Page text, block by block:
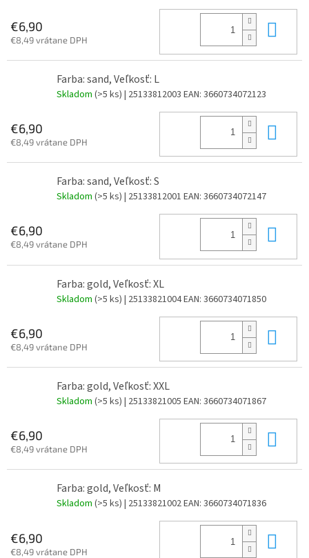
€6,90
€8,49 vrátane DPH
Farba: sand, Veľkosť: L
Skladom (>5 ks) | 25133812003 EAN: 3660734072123
€6,90
€8,49 vrátane DPH
Farba: sand, Veľkosť: S
Skladom (>5 ks) | 25133812001 EAN: 3660734072147
€6,90
€8,49 vrátane DPH
Farba: gold, Veľkosť: XL
Skladom (>5 ks) | 25133821004EAN: 3660734071850
€6,90
€8,49 vrátane DPH
Farba: gold, Veľkosť: XXL
Skladom (>5 ks) | 25133821005 EAN: 3660734071867
€6,90
€8,49 vrátane DPH
Farba: gold, Veľkosť: M
Skladom (>5 ks) | 25133821002EAN: 3660734071836
€6,90
€8,49 vrátane DPH